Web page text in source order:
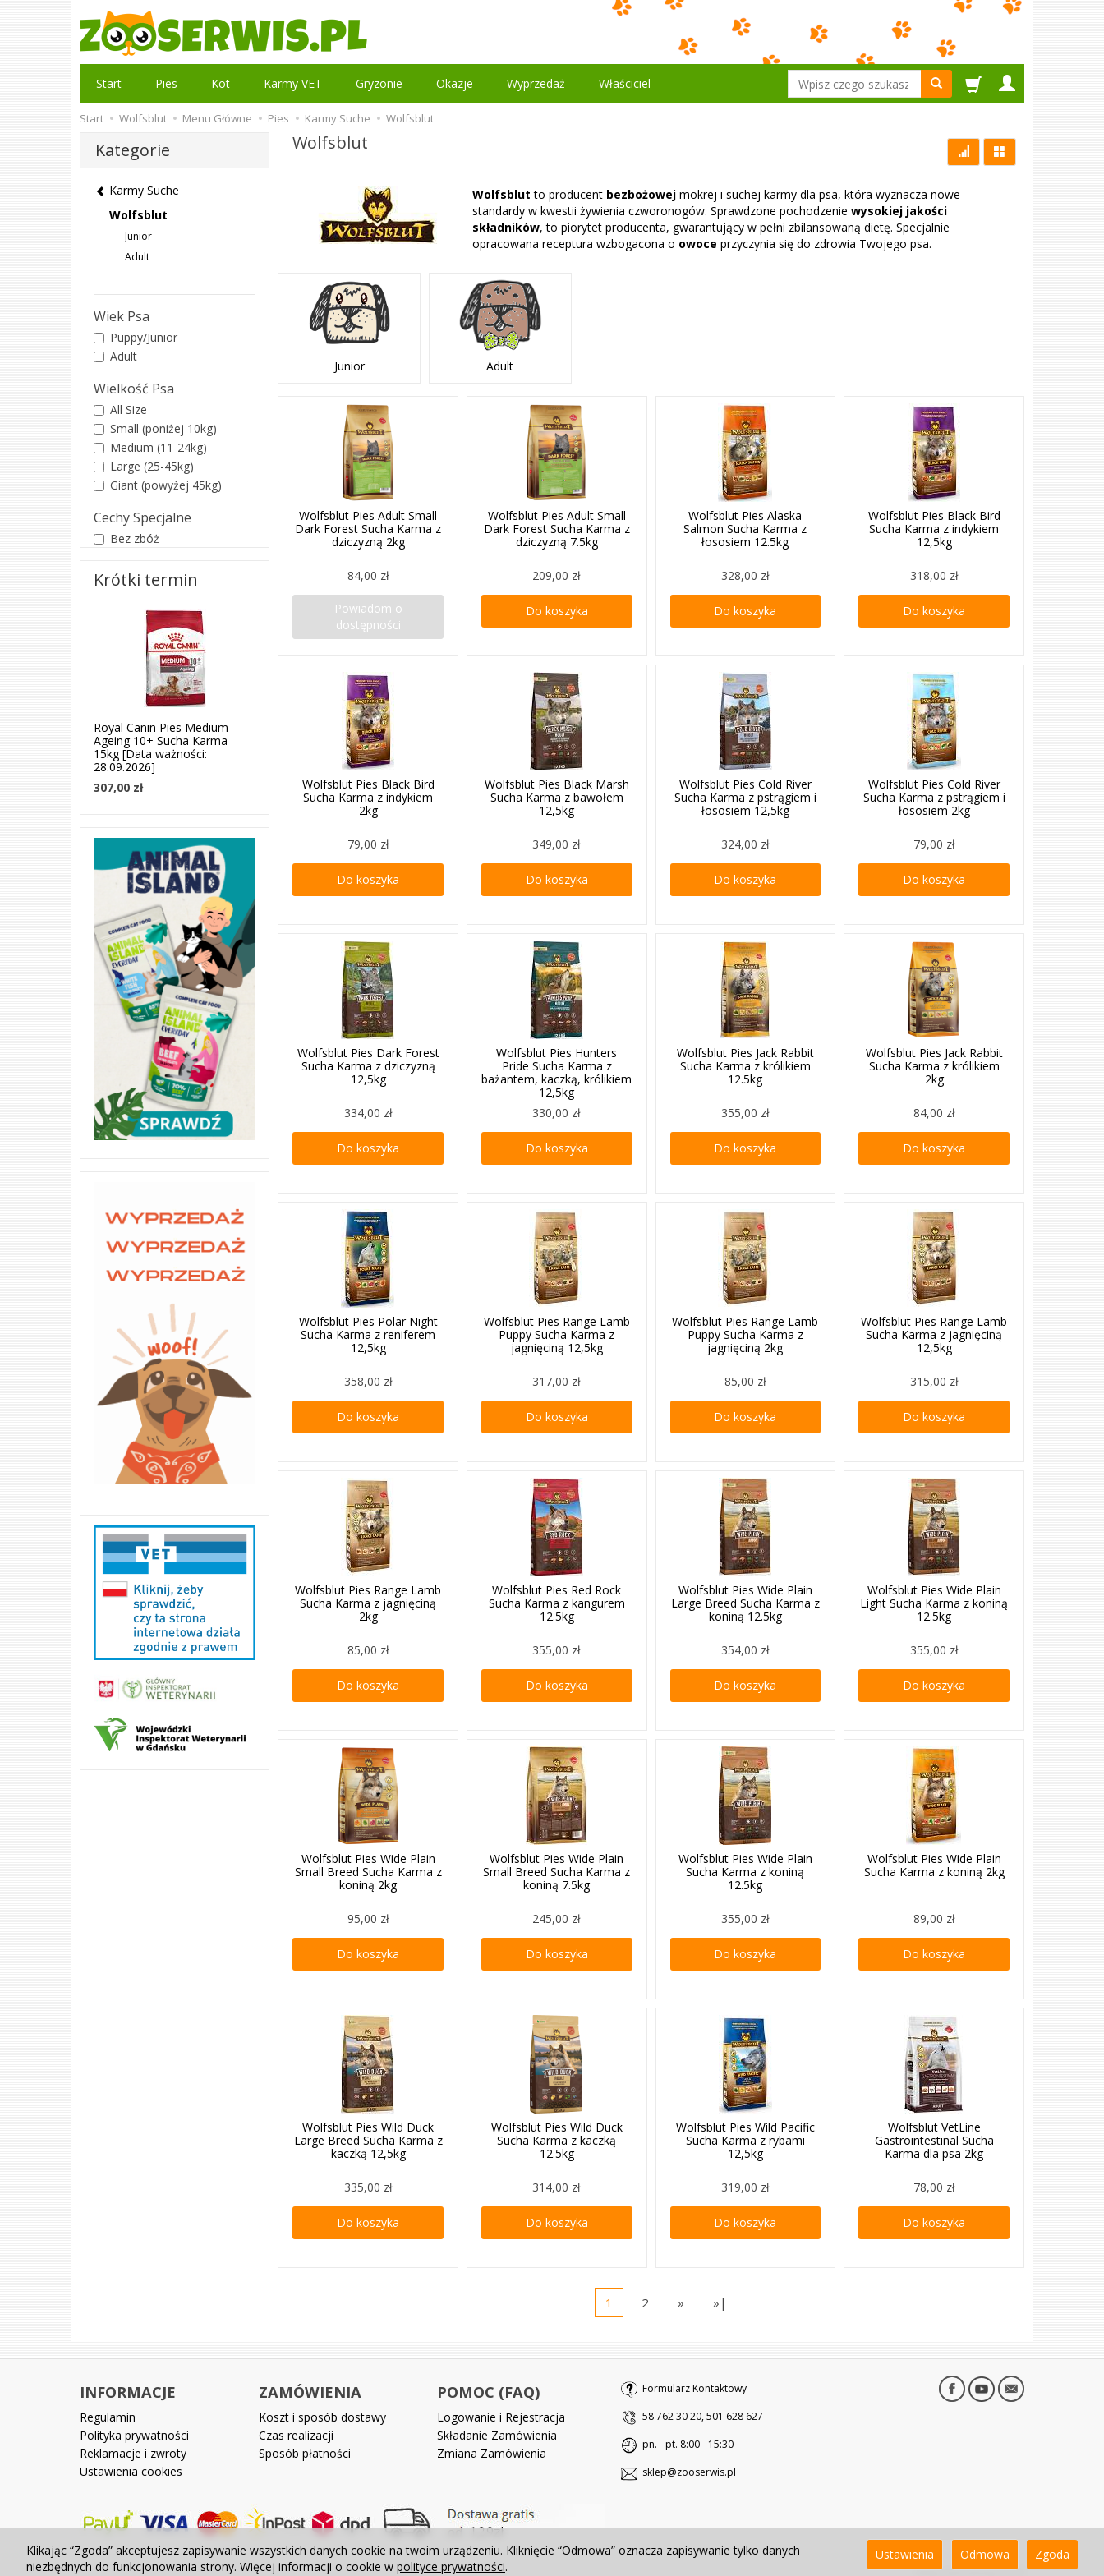
Wyszukaj
Start Pies Kot Karmy VET Gryzonie Okazje Wyprzedaż Właściciel
Start Wolfsblut Menu Główne Pies Karmy Suche Wolfsblut
Wolfsblut
Wolfsblut to producent bezbożowej mokrej i suchej karmy dla psa, która wyznacza nowe
standardy w kwestii żywienia czworonogów. Sprawdzone pochodzeniewysokiej jakości
składników, to piorytet producenta, gwarantujący w pełni zbilansowaną dietę. Specjalnie
opracowana receptura wzbogacona o owoce przyczynia się do zdrowia Twojego psa.
Junior Adult
Wolfsblut Pies Adult Small
Dark Forest Sucha Karma z
dziczyzną 2kg
84,00 zł
Powiadom o
dostępności
Wolfsblut Pies Adult Small
Dark Forest Sucha Karma z
dziczyzną 7.5kg
209,00 zł
Do koszyka
Wolfsblut Pies Alaska
Salmon Sucha Karma z
łososiem 12.5kg
328,00 zł
Do koszyka
Wolfsblut Pies Black Bird
Sucha Karma z indykiem
12,5kg
318,00 zł
Do koszyka
Wolfsblut Pies Black Bird
Sucha Karma z indykiem
2kg
79,00 zł
Do koszyka
Wolfsblut Pies Black Marsh
Sucha Karma z bawołem
12,5kg
349,00 zł
Do koszyka
Wolfsblut Pies Cold River
Sucha Karma z pstrągiem i
łososiem 12,5kg
324,00 zł
Do koszyka
Wolfsblut Pies Cold River
Sucha Karma z pstrągiem i
łososiem 2kg
79,00 zł
Do koszyka
Wolfsblut Pies Dark Forest
Sucha Karma z dziczyzną
12,5kg
334,00 zł
Do koszyka
Wolfsblut Pies Hunters
Pride Sucha Karma z
bażantem, kaczką, królikiem
12,5kg
330,00 zł
Do koszyka
Wolfsblut Pies Jack Rabbit
Sucha Karma z królikiem
12.5kg
355,00 zł
Do koszyka
Wolfsblut Pies Jack Rabbit
Sucha Karma z królikiem
2kg
84,00 zł
Do koszyka
Wolfsblut Pies Polar Night
Sucha Karma z reniferem
12,5kg
358,00 zł
Do koszyka
Wolfsblut Pies Range Lamb
Puppy Sucha Karma z
jagnięciną 12,5kg
317,00 zł
Do koszyka
Wolfsblut Pies Range Lamb
Puppy Sucha Karma z
jagnięciną 2kg
85,00 zł
Do koszyka
Wolfsblut Pies Range Lamb
Sucha Karma z jagnięciną
12,5kg
315,00 zł
Do koszyka
Wolfsblut Pies Range Lamb
Sucha Karma z jagnięciną
2kg
85,00 zł
Do koszyka
Wolfsblut Pies Red Rock
Sucha Karma z kangurem
12.5kg
355,00 zł
Do koszyka
Wolfsblut Pies Wide Plain
Large Breed Sucha Karma z
koniną 12.5kg
354,00 zł
Do koszyka
Wolfsblut Pies Wide Plain
Light Sucha Karma z koniną
12.5kg
355,00 zł
Do koszyka
Wolfsblut Pies Wide Plain
Small Breed Sucha Karma z
koniną 2kg
95,00 zł
Do koszyka
Wolfsblut Pies Wide Plain
Small Breed Sucha Karma z
koniną 7.5kg
245,00 zł
Do koszyka
Wolfsblut Pies Wide Plain
Sucha Karma z koniną
12.5kg
355,00 zł
Do koszyka
Wolfsblut Pies Wide Plain
Sucha Karma z koniną 2kg
89,00 zł
Do koszyka
Wolfsblut Pies Wild Duck
Large Breed Sucha Karma z
kaczką 12,5kg
335,00 zł
Do koszyka
Wolfsblut Pies Wild Duck
Sucha Karma z kaczką
12.5kg
314,00 zł
Do koszyka
Wolfsblut Pies Wild Pacific
Sucha Karma z rybami
12,5kg
319,00 zł
Do koszyka
Wolfsblut VetLine
Gastrointestinal Sucha
Karma dla psa 2kg
78,00 zł
Do koszyka
1 2 » »|
Kategorie
Karmy Suche
Wolfsblut
Junior
Adult
Wiek Psa
Puppy/Junior
Adult
Wielkość Psa
All Size
Small (poniżej 10kg)
Medium (11-24kg)
Large (25-45kg)
Giant (powyżej 45kg)
Cechy Specjalne
Bez zbóż
Krótki termin
Royal Canin Pies Medium
Ageing 10+ Sucha Karma
15kg [Data ważności:
28.09.2026]
307,00 zł
INFORMACJE
Regulamin
Polityka prywatności
Reklamacje i zwroty
Ustawienia cookies
ZAMÓWIENIA
Koszt i sposób dostawy
Czas realizacji
Sposób płatności
POMOC (FAQ)
Logowanie i Rejestracja
Składanie Zamówienia
Zmiana Zamówienia
Formularz Kontaktowy
58 762 30 20, 501 628 627
pn. - pt. 8:00 - 15:30
sklep@zooserwis.pl
Sklep internetowy SOTE
Klikając “Zgoda” akceptujesz zapisywanie wszystkich danych cookie na twoim urządzeniu. Kliknięcie “Odmowa” oznacza zapisywanie tylko danych
niezbędnych do funkcjonowania strony. Więcej informacji o cookie w polityce prywatności.
Ustawienia Odmowa Zgoda